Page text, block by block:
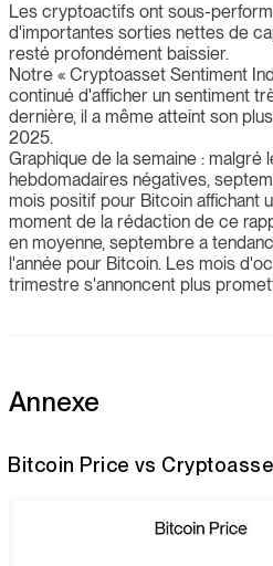
Les cryptoactifs ont sous-
d'importantes sorties nettes de
resté profondément baissier.
Notre « Cryptoasset Sentiment
continué d'afficher un sentiment
dernière, il a même atteint son
2025.
Graphique de la semaine : malgré
hebdomadaires négatives,
mois positif pour Bitcoin affichant
moment de la rédaction de ce
en moyenne, septembre a
l'année pour Bitcoin. Les mois
trimestre s'annoncent plus
Annexe
Bitcoin Price vs